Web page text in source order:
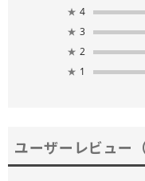
★ 4
★ 3
★ 2
★ 1
ユーザーレビュー